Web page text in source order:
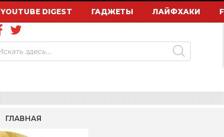
YOUTUBE DIGEST ГАДЖЕТЫ ЛАЙФХАКИ
ГЛАВНАЯ